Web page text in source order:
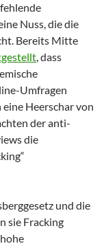
Nuss, die die
Bereits Mitte
, dass
Umfragen
Heerschar von
der anti-
die
und die
sie Fracking